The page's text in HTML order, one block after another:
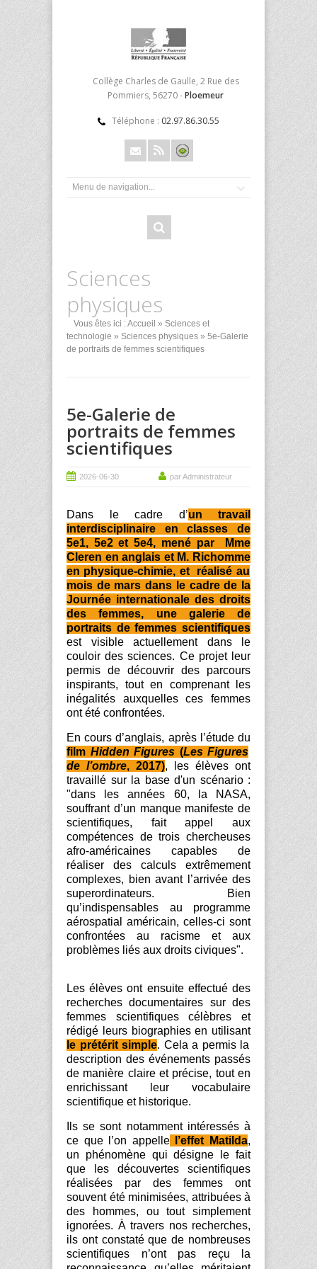
Collège Charles de Gaulle, 2 Rue des
Pommiers, 56270 -Ploemeur
Téléphone : 02.97.86.30.55
Sciences
physiques
Vous êtes ici :Accueil » Sciences et
technologie » Sciences physiques » 5e-Galerie
de portraits de femmes scientifiques
5e-Galerie de
portraits de femmes
scientifiques
2026-06-30 par Administrateur
Dans le cadre d’un travail
interdisciplinaire en classes de
5e1, 5e2 et 5e4, mené par Mme
Cleren en anglais et M. Richomme
en physique-chimie, et réalisé au
mois de mars dans le cadre de la
Journée internationale des droits
des femmes, une galerie de
portraits de femmes scientifiques
est visible actuellement dans le
couloir des sciences. Ce projet leur
permis de découvrir des parcours
inspirants, tout en comprenant les
inégalités auxquelles ces femmes
ont été confrontées.
En cours d’anglais, après l’étude du
film Hidden Figures (Les Figures
de l’ombre, 2017), les élèves ont
travaillé sur la base d'un scénario :
"dans les années 60, la NASA,
souffrant d’un manque manifeste de
scientifiques, fait appel aux
compétences de trois chercheuses
afro-américaines capables de
réaliser des calculs extrêmement
complexes, bien avant l’arrivée des
superordinateurs. Bien
qu’indispensables au programme
aérospatial américain, celles-ci sont
confrontées au racisme et aux
problèmes liés aux droits civiques".
Les élèves ont ensuite effectué des
recherches documentaires sur des
femmes scientifiques célèbres et
rédigé leurs biographies en utilisant
le prétérit simple. Cela a permis la
description des événements passés
de manière claire et précise, tout en
enrichissant leur vocabulaire
scientifique et historique.
Ils se sont notamment intéressés à
ce que l’on appellel’effet Matilda,
un phénomène qui désigne le fait
que les découvertes scientifiques
réalisées par des femmes ont
souvent été minimisées, attribuées à
des hommes, ou tout simplement
ignorées. À travers nos recherches,
ils ont constaté que de nombreuses
scientifiques n’ont pas reçu la